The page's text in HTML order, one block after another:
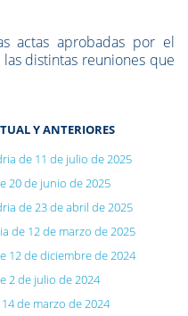
actas aprobadas por el
distintas reuniones que
Y ANTERIORES
de 11 de julio de 2025
20 de junio de 2025
de 23 de abril de 2025
de 12 de marzo de 2025
12 de diciembre de 2024
2 de julio de 2024
de marzo de 2024